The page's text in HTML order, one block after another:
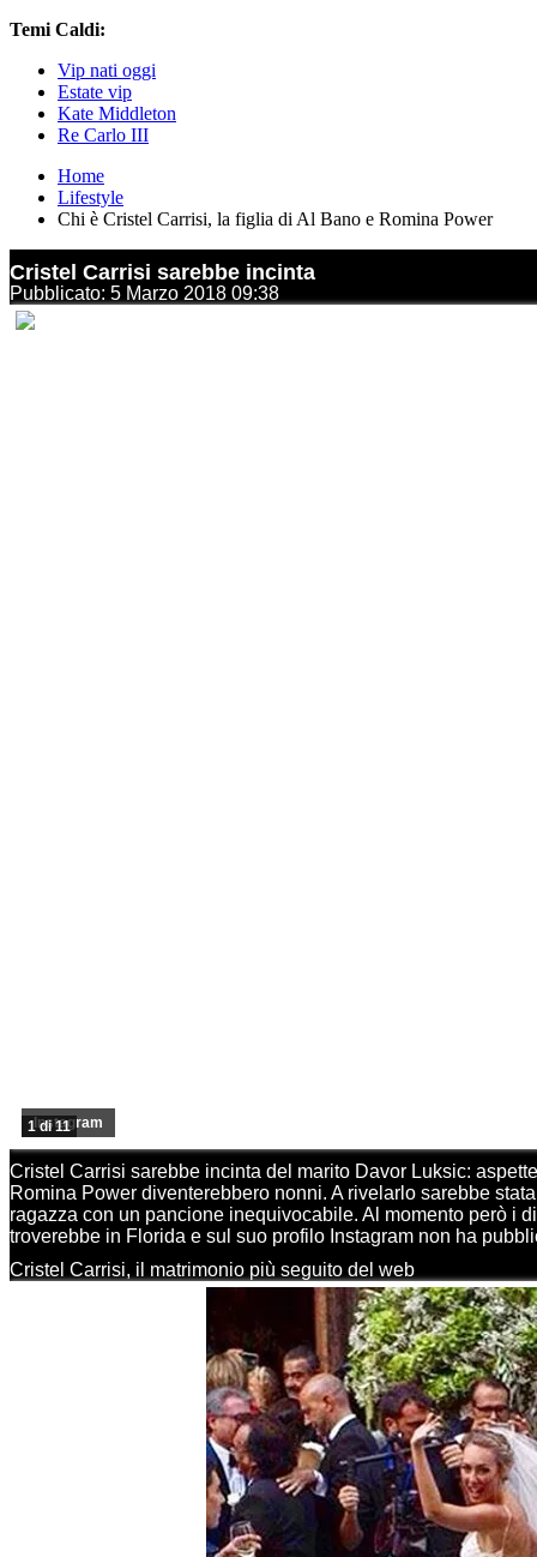
Temi Caldi:
Vip nati oggi
Estate vip
Kate Middleton
Re Carlo III
Home
Lifestyle
Chi è Cristel Carrisi, la figlia di Al Bano e Romina Power
Cristel Carrisi sarebbe incinta
Pubblicato: 5 Marzo 2018 09:38
Instagram
1 di 11
Cristel Carrisi sarebbe incinta del marito Davor Luksic:
Romina Power diventerebbero nonni. A rivelarlo sarebbe
ragazza con un pancione inequivocabile. Al momento però i
troverebbe in Florida e sul suo profilo Instagram non ha
Cristel Carrisi, il matrimonio più seguito del web